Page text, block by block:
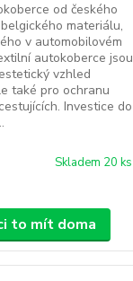
od českého
materiálu,
v automobilovém
autokoberce jsou
vzhled
také pro ochranu
Investice do
Skladem 20 ks
to mít doma